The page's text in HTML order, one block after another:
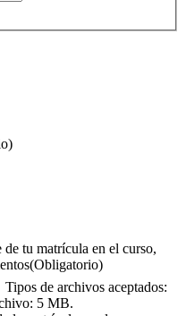
tu matrícula en el curso,
(Obligatorio)
Tipos de archivos aceptados:
5 MB.